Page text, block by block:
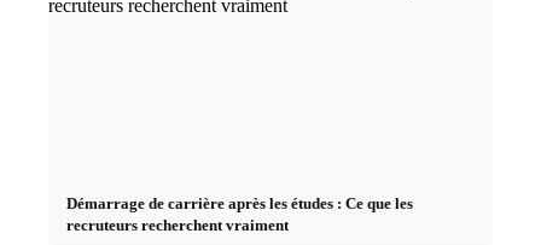
Démarrage de carrière après les études : Ce que les
recruteurs recherchent vraiment